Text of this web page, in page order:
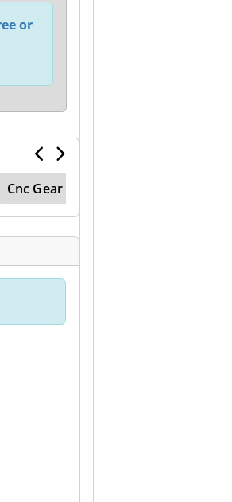
or
Cnc Gear Grinding Machine